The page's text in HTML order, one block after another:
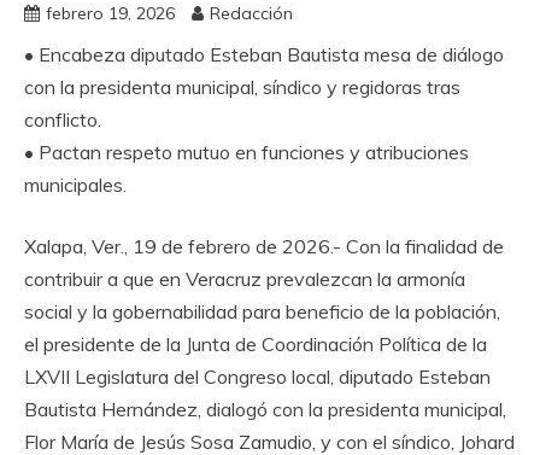
febrero 19, 2026 Redacción
• Encabeza diputado Esteban Bautista mesa de diálogo
con la presidenta municipal, síndico y regidoras tras
conflicto.
• Pactan respeto mutuo en funciones y atribuciones
municipales.
Xalapa, Ver., 19 de febrero de 2026.- Con la finalidad de
contribuir a que en Veracruz prevalezcan la armonía
social y la gobernabilidad para beneficio de la población,
el presidente de la Junta de Coordinación Política de la
LXVII Legislatura del Congreso local, diputado Esteban
Bautista Hernández, dialogó con la presidenta municipal,
Flor María de Jesús Sosa Zamudio, y con el síndico, Johard